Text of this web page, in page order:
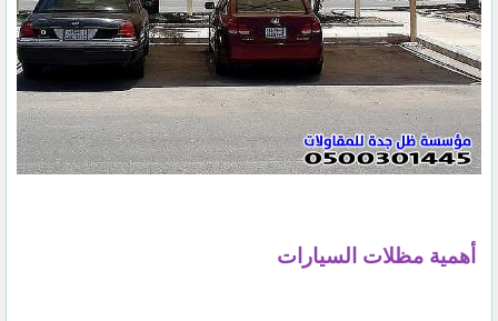
أهمية مظلات السيارات